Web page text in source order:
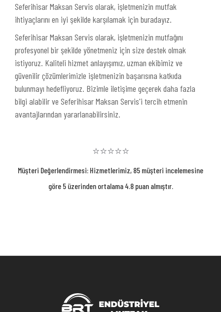
Seferihisar Maksan Servis olarak, işletmenizin mutfak
ihtiyaçlarını en iyi şekilde karşılamak için buradayız.
Seferihisar Maksan Servis olarak, işletmenizin mutfağını
profesyonel bir şekilde yönetmeniz için size destek olmak
istiyoruz. Kaliteli hizmet anlayışımız, uzman ekibimiz ve
güvenilir çözümlerimizle işletmenizin başarısına katkıda
bulunmayı hedefliyoruz. Bizimle iletişime geçerek daha fazla
bilgi alabilir ve Seferihisar Maksan Servis'i tercih etmenin
avantajlarından yararlanabilirsiniz.
⭐⭐⭐⭐⭐
Müşteri Değerlendirmesi: Hizmetlerimiz, 85 müşteri incelemesine
göre 5 üzerinden ortalama 4.8 puan almıştır.